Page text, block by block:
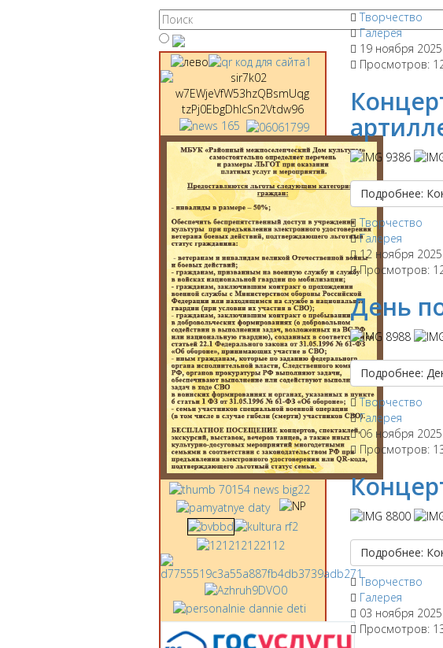
Творчество
Галерея
19 ноября 2025
Просмотров:
Подробнее:
Творчество
Галерея
12 ноября 2025
Просмотров:
День
Подробнее:
Творчество
Галерея
06 ноября 2025
Просмотров:
Подробнее:
Творчество
Галерея
03 ноября 2025
Просмотров: